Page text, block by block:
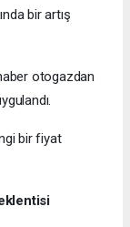
bir artış
otogazdan
bir fiyat